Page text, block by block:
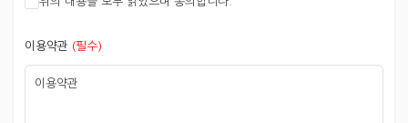
자료, 사업보고를 위한 이용 통계 등
3. 개인정보 수집 항목
이용약관 (필수)
이용약관